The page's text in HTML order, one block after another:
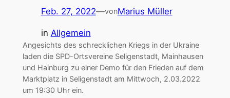
Feb. 27, 2022—vonMarius Müller
in Allgemein
Angesichts des schrecklichen Kriegs in der Ukraine
laden die SPD-Ortsvereine Seligenstadt, Mainhausen
und Hainburg zu einer Demo für den Frieden auf dem
Marktplatz in Seligenstadt am Mittwoch, 2.03.2022
um 19:30 Uhr ein.